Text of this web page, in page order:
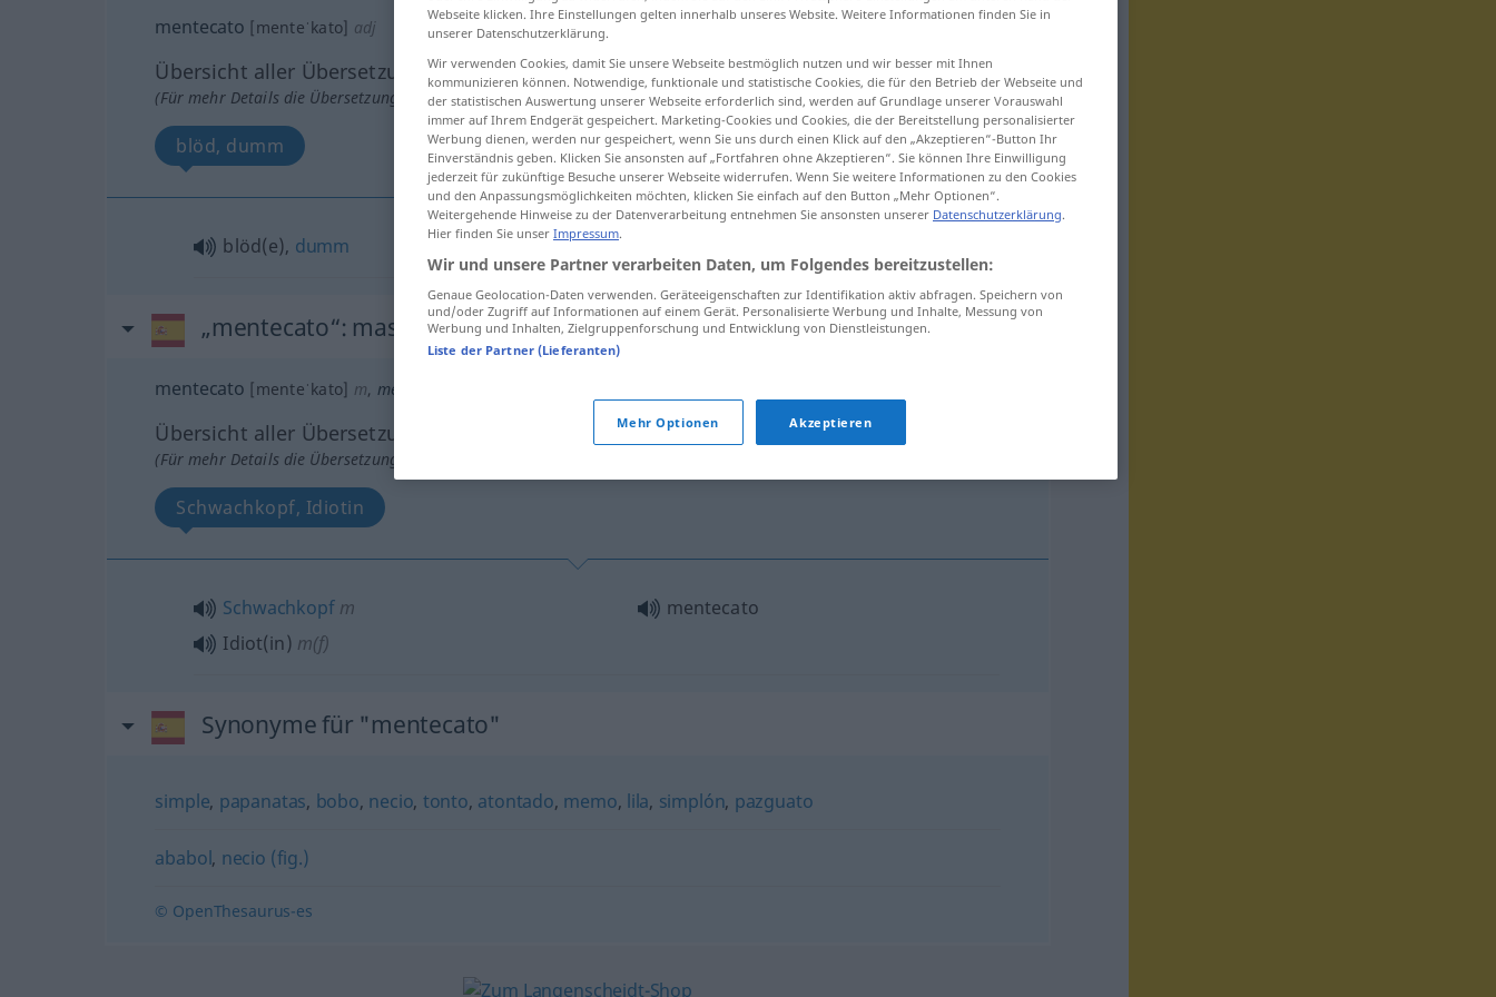
mentecato [menteˈkato] adj
Übersicht aller Übersetzungen
(Für mehr Details die Übersetzung anklicken/antippen)
blöd, dumm
blöd(e), dumm
„mentecato“: masculino
mentecato [menteˈkato] m, mentecata
Übersicht aller Übersetzungen
(Für mehr Details die Übersetzung anklicken/antippen)
Schwachkopf, Idiotin
Schwachkopfm
Idiot(in) m(f)
mentecato
Synonyme für "mentecato"
simple, papanatas, bobo, necio, tonto, atontado, memo, lila, simplón, pazguato
ababol, necio (fig.)
© OpenThesaurus-es
Webseite klicken. Ihre Einstellungen gelten innerhalb unseres Website. Weitere Informationen finden Sie in
unserer Datenschutzerklärung.
Wir verwenden Cookies, damit Sie unsere Webseite bestmöglich nutzen und wir besser mit Ihnen
kommunizieren können. Notwendige, funktionale und statistische Cookies, die für den Betrieb der Webseite und
der statistischen Auswertung unserer Webseite erforderlich sind, werden auf Grundlage unserer Vorauswahl
immer auf Ihrem Endgerät gespeichert. Marketing-Cookies und Cookies, die der Bereitstellung personalisierter
Werbung dienen, werden nur gespeichert, wenn Sie uns durch einen Klick auf den „Akzeptieren“-Button Ihr
Einverständnis geben. Klicken Sie ansonsten auf „Fortfahren ohne Akzeptieren“. Sie können Ihre Einwilligung
jederzeit für zukünftige Besuche unserer Webseite widerrufen. Wenn Sie weitere Informationen zu den Cookies
und den Anpassungsmöglichkeiten möchten, klicken Sie einfach auf den Button „Mehr Optionen“.
Weitergehende Hinweise zu der Datenverarbeitung entnehmen Sie ansonsten unserer Datenschutzerklärung.
Hier finden Sie unser Impressum.
Wir und unsere Partner verarbeiten Daten, um Folgendes bereitzustellen:
Genaue Geolocation-Daten verwenden. Geräteeigenschaften zur Identifikation aktiv abfragen. Speichern von
und/oder Zugriff auf Informationen auf einem Gerät. Personalisierte Werbung und Inhalte, Messung von
Werbung und Inhalten, Zielgruppenforschung und Entwicklung von Dienstleistungen.
Liste der Partner (Lieferanten)
Mehr Optionen Akzeptieren